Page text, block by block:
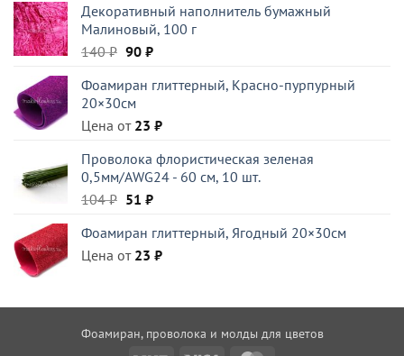
180 ₽.
Декоративный наполнитель бумажный
Малиновый, 100 г
140₽ Первоначальная
составляла
140 ₽.
90 ₽Текущая
90 ₽.
Фоамиран глиттерный, Красно-пурпурный
20×30см
Цена от 23 ₽
Проволока флористическая зеленая
0,5мм/AWG24 - 60 см, 10 шт.
104₽ Первоначальная
составляла
104 ₽.
51 ₽Текущая
51 ₽.
Фоамиран глиттерный, Ягодный 20×30см
Цена от 23 ₽
Фоамиран, проволока и молды для цветов